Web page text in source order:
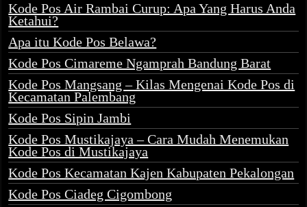
Kode Pos Air Rambai Curup: Apa Yang Harus Anda
Ketahui?
Apa itu Kode Pos Belawa?
Kode Pos Cimareme Ngamprah Bandung Barat
Kode Pos Mangsang – Kilas Mengenai Kode Pos di
Kecamatan Palembang
Kode Pos Sipin Jambi
Kode Pos Mustikajaya – Cara Mudah Menemukan
Kode Pos di Mustikajaya
Kode Pos Kecamatan Kajen Kabupaten Pekalongan
Kode Pos Ciadeg Cigombong